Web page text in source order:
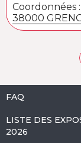
Coordonnées :
38000
FAQ
LISTE DES
2026